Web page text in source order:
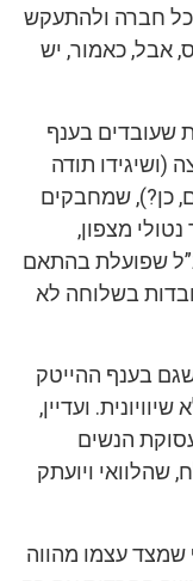
חברה ולהתעקש
אבל, כאמור, יש
שעובדים בענף
(ושיגידו תודה
כן?), שמחבקים
מצפון,
שפועלת בהתאם
בשלוחה לא
בענף ההייטק
ועדיין,
הנשים
שהלוואי ויועתק
שמצד עצמו מהווה